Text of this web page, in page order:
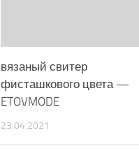
вязаный свитер
фисташкового цвета —
ETOVMODE
23.04.2021